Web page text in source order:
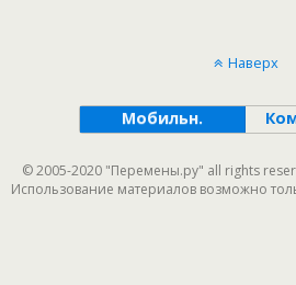
Наверх
Мобильн.
© 2005-2020 "Перемены.ру" all rights
Использование материалов возможно